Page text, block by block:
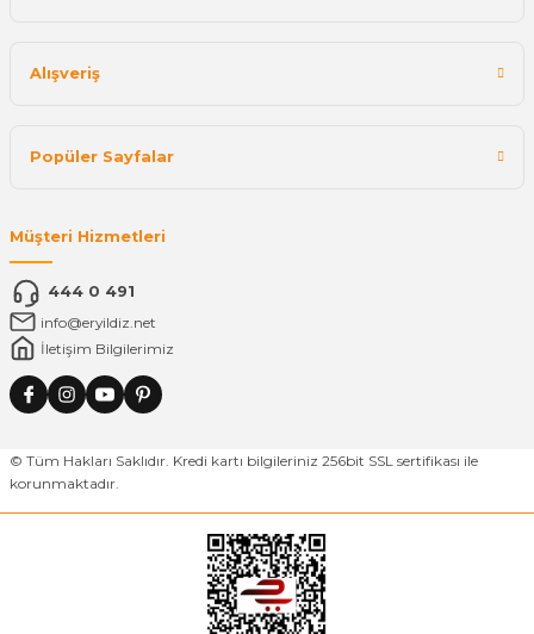
Alışveriş
Popüler Sayfalar
Müşteri Hizmetleri
444 0 491
info@eryildiz.net
İletişim Bilgilerimiz
© Tüm Hakları Saklıdır. Kredi kartı bilgileriniz 256bit SSL sertifikası ile
korunmaktadır.